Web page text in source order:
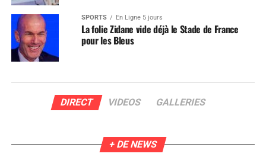
SPORTS En Ligne 5 jours
La folie Zidane vide déjà le Stade de France
pour les Bleus
DIRECT VIDEOS GALLERIES
+ DE NEWS